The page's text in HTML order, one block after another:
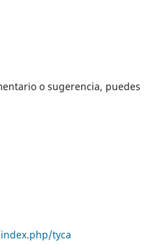
o sugerencia, puedes
tyca